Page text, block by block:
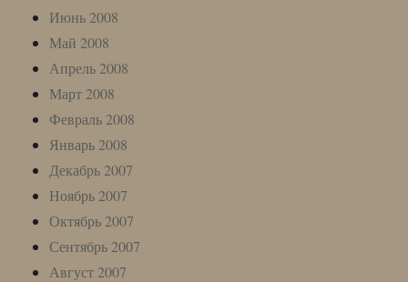
Июнь 2008
Май 2008
Апрель 2008
Март 2008
Февраль 2008
Январь 2008
Декабрь 2007
Ноябрь 2007
Октябрь 2007
Сентябрь 2007
Август 2007